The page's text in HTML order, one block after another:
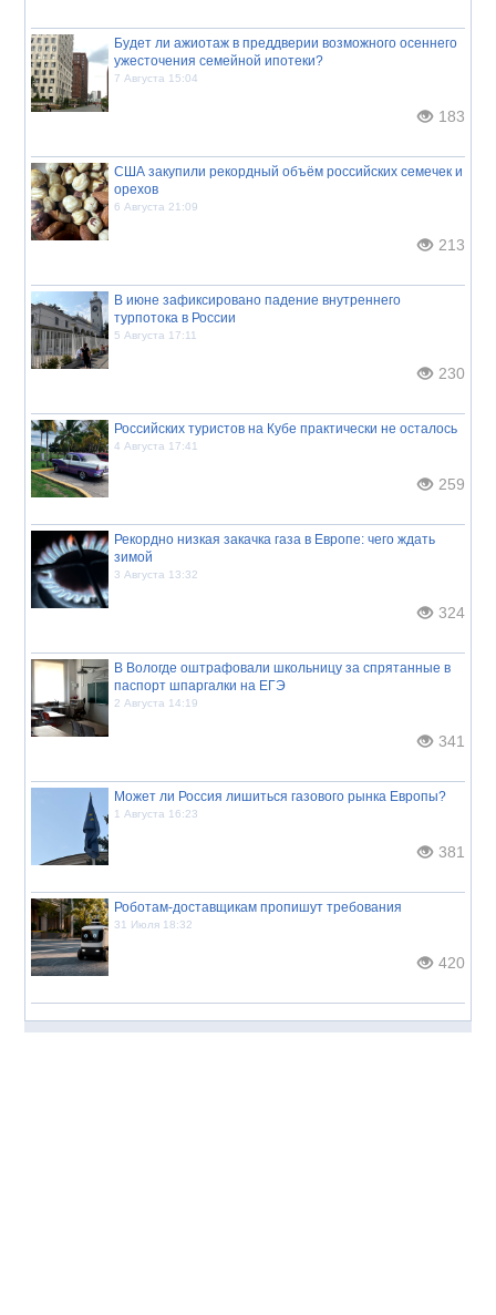
Будет ли ажиотаж в преддверии возможного осеннего
ужесточения семейной ипотеки?
7 Августа 15:04
183
США закупили рекордный объём российских семечек и
орехов
6 Августа 21:09
213
В июне зафиксировано падение внутреннего
турпотока в России
5 Августа 17:11
230
Российских туристов на Кубе практически не осталось
4 Августа 17:41
259
Рекордно низкая закачка газа в Европе: чего ждать
зимой
3 Августа 13:32
324
В Вологде оштрафовали школьницу за спрятанные в
паспорт шпаргалки на ЕГЭ
2 Августа 14:19
341
Может ли Россия лишиться газового рынка Европы?
1 Августа 16:23
381
Роботам-доставщикам пропишут требования
31 Июля 18:32
420